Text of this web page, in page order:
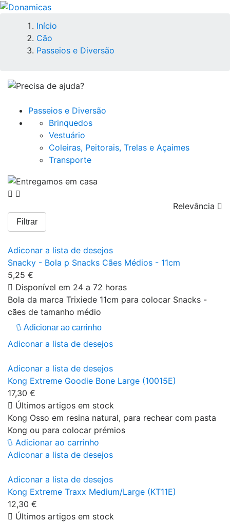
Início
Cão
Passeios e Diversão
Passeios e Diversão
Brinquedos
Vestuário
Coleiras, Peitorais, Trelas e Açaimes
Transporte
Relevância 
Filtrar
Adiconar a lista de desejos
Snacky - Bola p Snacks Cães Médios - 11cm
5,25 €
Disponível em 24 a 72 horas
Bola da marca Trixiede 11cm para colocar Snacks -
cães de tamanho médio
Adicionar ao carrinho
Adiconar a lista de desejos
Adiconar a lista de desejos
Kong Extreme Goodie Bone Large (10015E)
17,30 €
Últimos artigos em stock
Kong Osso em resina natural, para rechear com pasta
Kong ou para colocar prémios
Adicionar ao carrinho
Adiconar a lista de desejos
Adiconar a lista de desejos
Kong Extreme Traxx Medium/Large (KT11E)
12,30 €
Últimos artigos em stock